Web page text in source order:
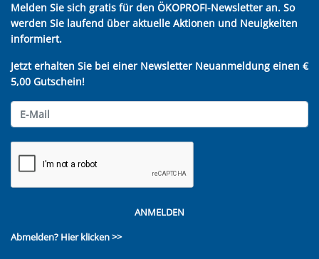
Melden Sie sich gratis für den ÖKOPROFI-Newsletter an. So
werden Sie laufend über aktuelle Aktionen und Neuigkeiten
informiert.
Jetzt erhalten Sie bei einer Newsletter Neuanmeldung einen €
5,00 Gutschein!
ANMELDEN
Abmelden? Hier klicken >>